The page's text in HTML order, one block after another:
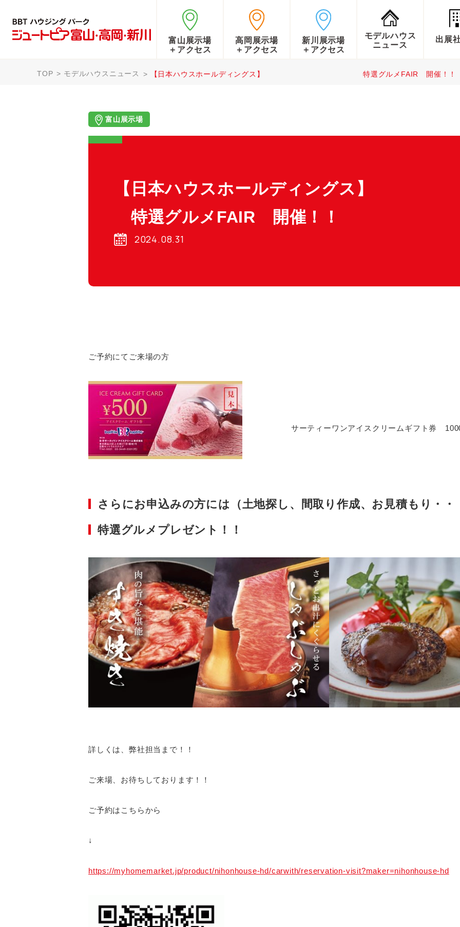
富山展示場
＋アクセス
高岡展示場
＋アクセス
新川展示場
＋アクセス
モデルハウス
ニュース
出展
TOP モデルハウスニュース 【日本ハウスホールディングス】 特選グルメFAIR 開催！！
富山展示場
【日本ハウスホールデ
特選グルメFAIR 開催！！
2024.08.31
ご予約にてご来場の方
サーティーワンアイスクリームギフト券 1000
さらにお申込みの方には（土地探し、間取り作成、お見積もり・・
特選グルメプレゼント！！
詳しくは、弊社担当まで！！
ご来場、お待ちしております！！
ご予約はこちらから
↓
https://myhomemarket.jp/product/nihonhouse-hd/carwith/reservation-visit?maker=nihonhouse-hd